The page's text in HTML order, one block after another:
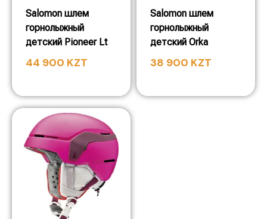
Salomon шлем
горнолыжный
детский Pioneer Lt
44 900 KZT
Salomon шлем
горнолыжный
детский Orka
38 900 KZT